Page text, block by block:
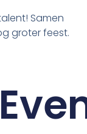
Samen
groter feest.